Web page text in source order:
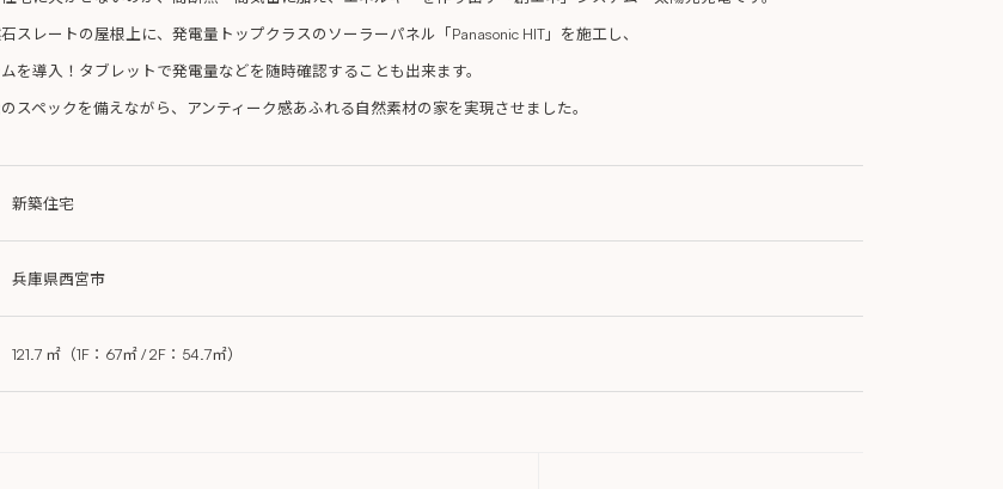
スレートの屋根上に、発電量トップクラスのソーラーパネル「Panasonic HIT」を施工し、
を導入！タブレットで発電量などを随時確認することも出来ます。
スペックを備えながら、アンティーク感あふれる自然素材の家を実現させました。
新築住宅
兵庫県西宮市
121.7 ㎡（1F：67㎡ / 2F：54.7㎡）